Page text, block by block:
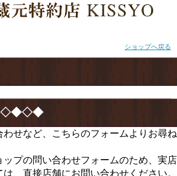
ショップへ戻る
◇◆◇◆
せなど、こちらのフォームよりお尋ね
ップの問い合わせフォームのため、実店
、直接店舗にお問い合わせください。